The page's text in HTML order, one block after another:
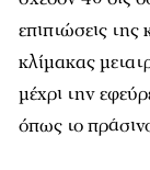
επιπτώσεις
κλίμακας
μέχρι την
όπως το